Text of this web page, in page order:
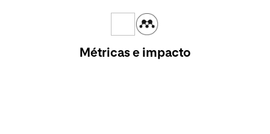
Métricas e impacto